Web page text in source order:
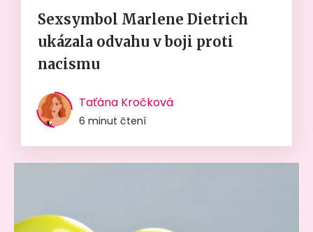
Sexsymbol Marlene Dietrich
ukázala odvahu v boji proti
nacismu
Taťána Kročková
6 minut čtení